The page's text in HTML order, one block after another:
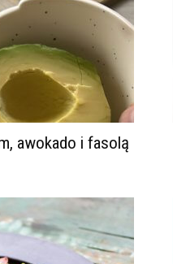
Odchudzanie
i
przepisy
kulinarne
awokado i fasolą